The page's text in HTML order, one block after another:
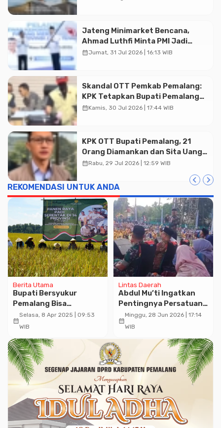
Advertisment
Jateng Minimarket Bencana,
Ahmad Luthfi Minta PMI Jadi
Garda Depan
calendar_monthJumat, 31 Jul 2026 | 16:13 WIB
Skandal OTT Pemkab Pemalang:
KPK Tetapkan Bupati Pemalang
dan Oknum Staf Internal Sebagai
calendar_monthKamis, 30 Jul 2026 | 17:44 WIB
KPK OTT Bupati Pemalang, 21
Orang Diamankan dan Sita Uang
Tunai Rp2 Miliar Lebih
calendar_monthRabu, 29 Jul 2026 | 12:59 WIB
REKOMENDASI UNTUK ANDA
Berita Utama
Bupati Bersyukur
Pemalang Bisa
Berkontribusi Terhadap
Ketahanan Pangan
calendar_month
Selasa, 8 Apr 2025 | 09:53
WIB
Lintas Daerah
Abdul Mu’ti Ingatkan
Pentingnya Persatuan
dan Kepedulian Sosial
calendar_month
Minggu, 28 Jun 2026 | 17:14
WIB